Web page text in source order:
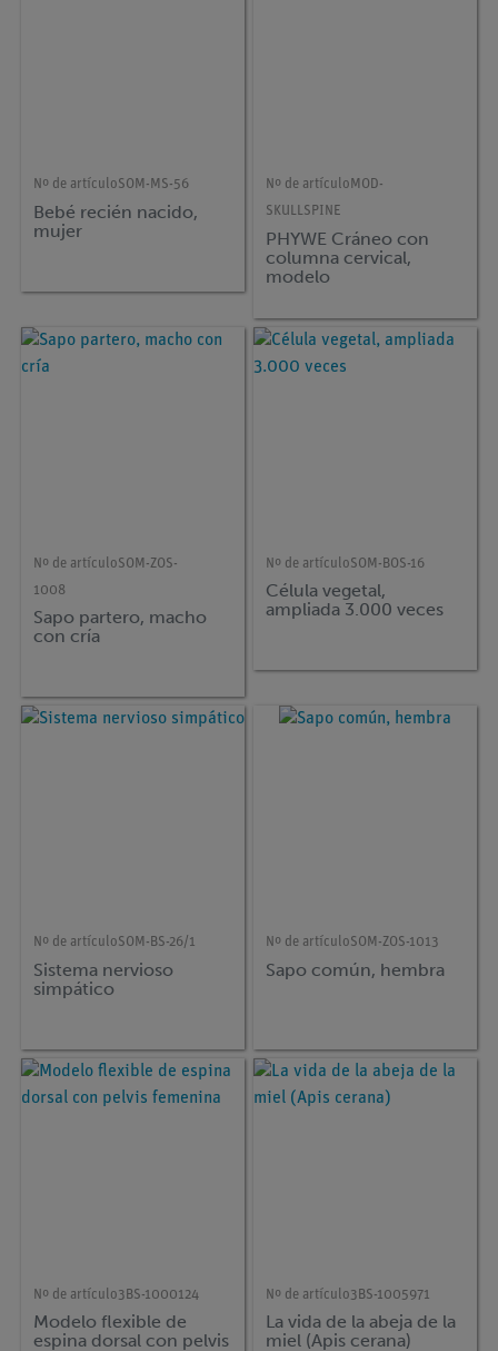
Nº de artículoSOM-MS-56
Bebé recién nacido,
mujer
Nº de artículo MOD-
SKULLSPINE
PHYWE Cráneo con
columna cervical,
modelo
Nº de artículoSOM-ZOS-
1008
Sapo partero, macho
con cría
Nº de artículoSOM-BOS-16
Célula vegetal,
ampliada 3.000 veces
Nº de artículoSOM-BS-26/1
Sistema nervioso
simpático
Nº de artículoSOM-ZOS-1013
Sapo común, hembra
Nº de artículo3BS-1000124
Modelo flexible de
espina dorsal con pelvis
Nº de artículo3BS-1005971
La vida de la abeja de la
miel (Apis cerana)